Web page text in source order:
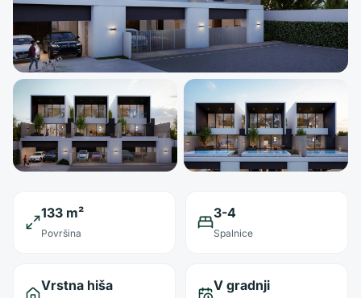
133 m²
Površina
3-4
Spalnice
Vrstna hiša V gradnji